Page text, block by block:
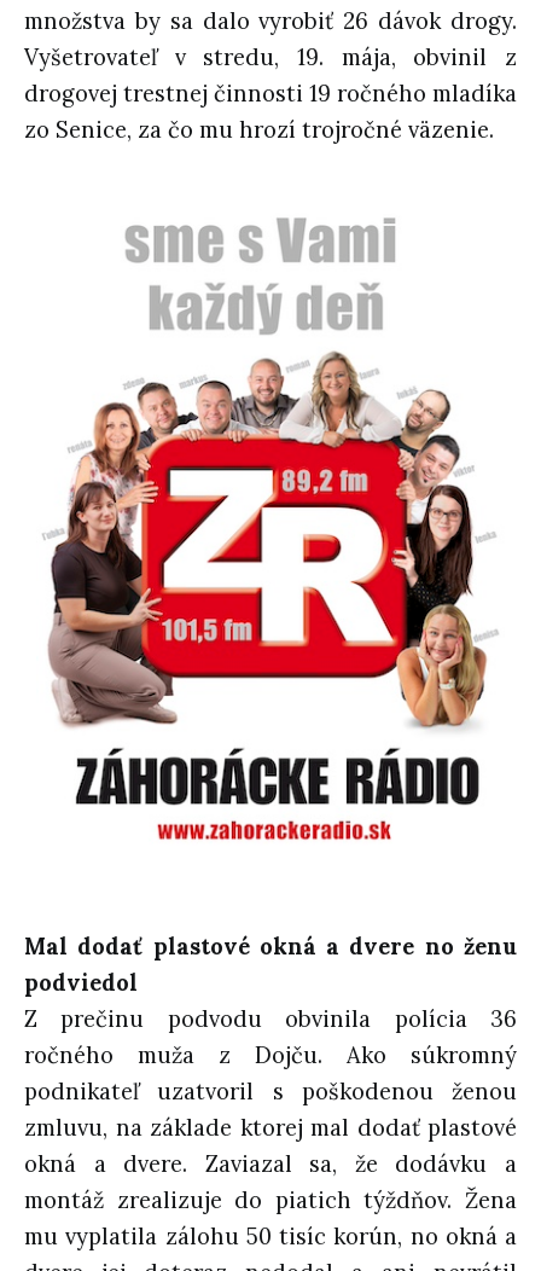
množstva by sa dalo vyrobiť 26 dávok drogy.
Vyšetrovateľ v stredu, 19. mája, obvinil z
drogovej trestnej činnosti 19 ročného mladíka
zo Senice, za čo mu hrozí trojročné väzenie.
Mal dodať plastové okná a dvere no ženu
podviedol
Z prečinu podvodu obvinila polícia 36
ročného muža z Dojču. Ako súkromný
podnikateľ uzatvoril s poškodenou ženou
zmluvu, na základe ktorej mal dodať plastové
okná a dvere. Zaviazal sa, že dodávku a
montáž zrealizuje do piatich týždňov. Žena
mu vyplatila zálohu 50 tisíc korún, no okná a